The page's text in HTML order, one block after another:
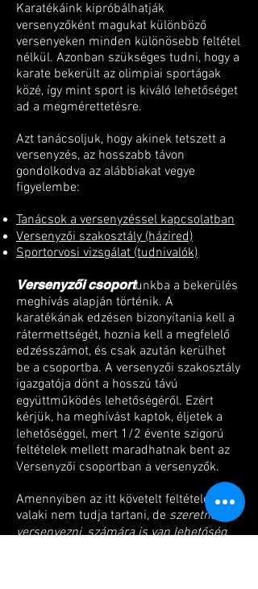
Karatékáink kipróbálhatják
versenyzőként magukat különböző
versenyeken minden különösebb feltétel
nélkül. Azonban szükséges tudni, hogy a
karate bekerült az olimpiai sportágak
közé, így mint sport is kiváló lehetőséget
ad a megmérettetésre.
Azt tanácsoljuk, hogy akinek tetszett a
versenyzés, az hosszabb távon
gondolkodva az alábbiakat vegye
figyelembe:
Tanácsok a versenyzéssel kapcsolatban
Versenyzői szakosztály (házired)
Sportorvosi vizsgálat (tudnivalók)
Versenyzői csoportunkba a bekerülés
meghívás alapján történik. A
karatékának edzésen bizonyítania kell a
rátermettségét, hoznia kell a megfelelő
edzésszámot, és csak azután kerülhet
be a csoportba. A versenyzői szakosztály
igazgatója dönt a hosszú távú
együttműködés lehetőségéről. Ezért
kérjük, ha meghívást kaptok, éljetek a
lehetőséggel, mert 1/2 évente szigorú
feltételek mellett maradhatnak bent az
Versenyzői csoportban a versenyzők.
Amennyiben az itt követelt feltételeket
valaki nem tudja tartani, de szeretne
versenyezni, számára is van lehetőség,